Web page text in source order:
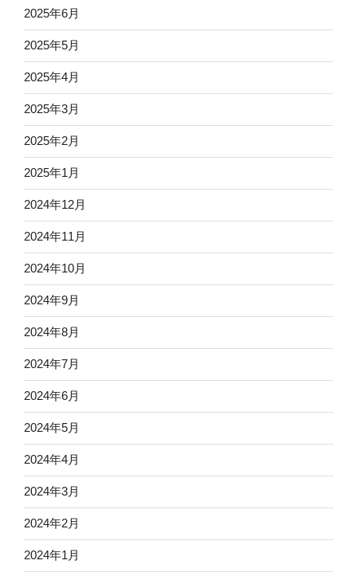
2025年6月
2025年5月
2025年4月
2025年3月
2025年2月
2025年1月
2024年12月
2024年11月
2024年10月
2024年9月
2024年8月
2024年7月
2024年6月
2024年5月
2024年4月
2024年3月
2024年2月
2024年1月